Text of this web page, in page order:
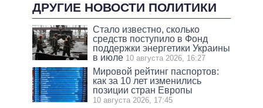
ДРУГИЕ НОВОСТИ ПОЛИТИКИ
Стало известно, сколько
средств поступило в Фонд
поддержки энергетики Украины
в июле 10 августа 2026, 16:27
Мировой рейтинг паспортов:
как за 10 лет изменились
позиции стран Европы
10 августа 2026, 17:45